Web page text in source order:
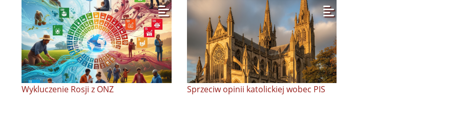
Wykluczenie Rosji z ONZ Sprzeciw opinii katolickiej wobec PIS